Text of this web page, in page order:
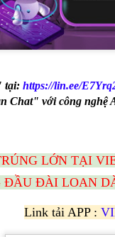
tại: https://lin.ee/
Chat" với công nghệ
LỚN TẠI
ĐẦU ĐÀI LOAN
Link tải APP :